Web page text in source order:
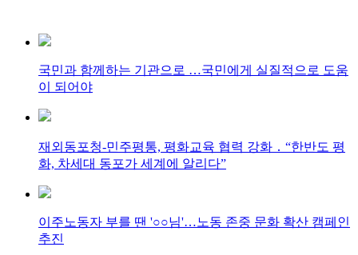
국민과 함께하는 기관으로 …국민에게 실질적으로 도움
이 되어야
재외동포청-민주평통, 평화교육 협력 강화 ․ “한반도 평
화, 차세대 동포가 세계에 알리다”
이주노동자 부를 땐 '○○님'…노동 존중 문화 확산 캠페인
추진